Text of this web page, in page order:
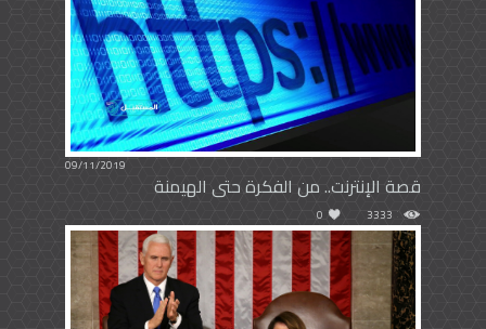
09/11/2019
قصة الإنترنت.. من الفكرة حتى الهيمنة
3333
0